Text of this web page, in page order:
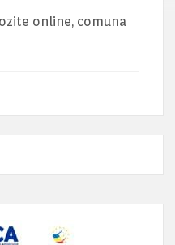
online, comuna